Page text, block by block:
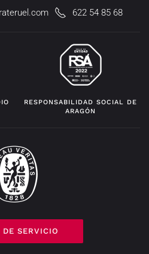
622 54 85 68
RESPONSABILIDAD SOCIAL DE
ARAGÓN
DE SERVICIO